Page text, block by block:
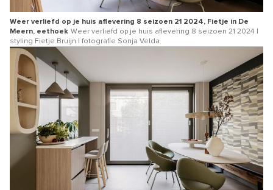
Weer verliefd op je huis aflevering 8 seizoen 21 2024, Fietje in De
Meern, eethoek Weer verliefd op je huis aflevering 8 seizoen 21 2024 |
styling Fietje Bruijn | fotografie Sonja Velda